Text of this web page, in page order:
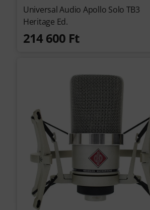
Universal Audio Apollo Solo TB3
Heritage Ed.
214 600 Ft